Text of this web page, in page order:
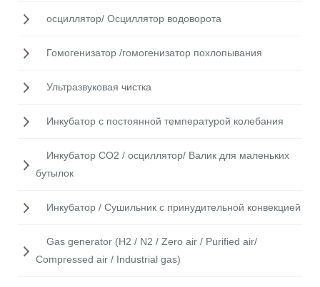
осциллятор/ Осциллятор водоворота
Гомогенизатор /гомогенизатор похлопывания
Ультразвуковая чистка
Инкубатор с постоянной температурой колебания
Инкубатор CO2 / осциллятор/ Валик для маленьких
бутылок
Инкубатор / Cушильник с принудительной конвекцией
Gas generator (H2 / N2 / Zero air / Purified air/
Compressed air / Industrial gas)